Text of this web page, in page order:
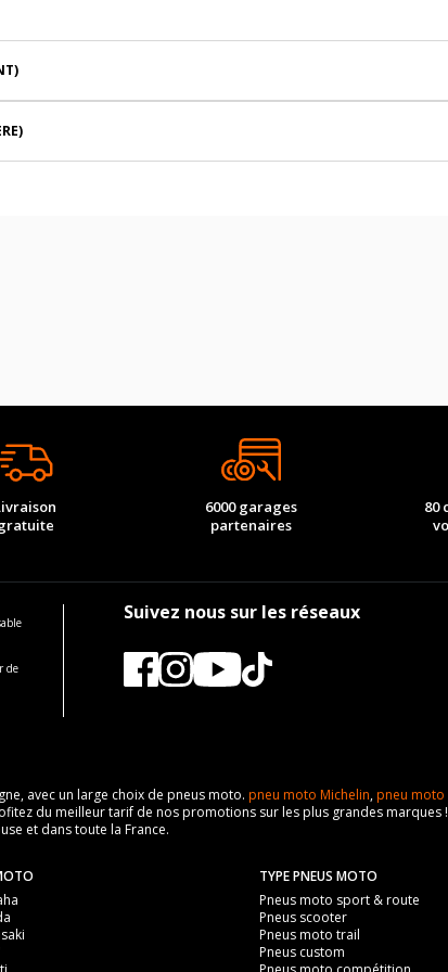
6000 garages
partenaires
80
de
Suivez nous sur les réseaux
avec un large choix de pneus moto. pneu moto Michelin,pneu moto
du meilleur tarif de nos promotions sur les plus grandes marques
et dans toute la France.
TYPE PNEUS MOTO
Pneus moto sport & route
Pneus scooter
Pneus moto trail
Pneus custom